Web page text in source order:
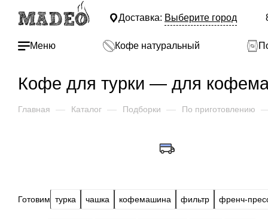
Доставка: Выберите город
Меню Кофе натуральный
Кофе для турки — для
Главная — Каталог — Подборки — По приготовлению
Готовим турка чашка кофемашина фильтр френч-